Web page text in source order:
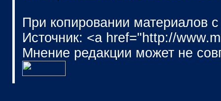
При копировании материалов
Источник: <a href="http://
Мнение редакции может не